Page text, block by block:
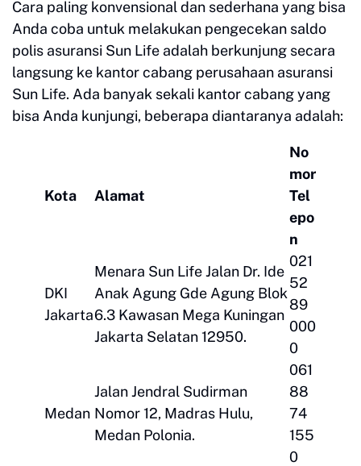
Cara paling konvensional dan sederhana yang bisa
Anda coba untuk melakukan pengecekan saldo
polis asuransi Sun Life adalah berkunjung secara
langsung ke kantor cabang perusahaan asuransi
Sun Life. Ada banyak sekali kantor cabang yang
bisa Anda kunjungi, beberapa diantaranya adalah:
Kota Alamat
No
mor
Tel
epo
n
DKI
Jakarta
Menara Sun Life Jalan Dr. Ide
Anak Agung Gde Agung Blok
6.3 Kawasan Mega Kuningan
Jakarta Selatan 12950.
021
52
89
000
0
Medan
Jalan Jendral Sudirman
Nomor 12, Madras Hulu,
Medan Polonia.
061
88
74
155
0